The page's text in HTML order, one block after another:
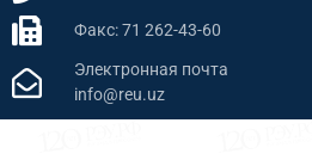
Факс: 71 262-43-60
Электронная почта
info@reu.uz